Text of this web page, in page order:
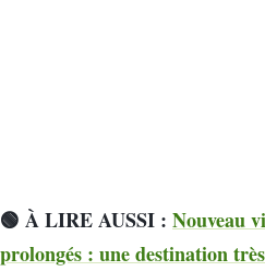
🟢 À LIRE AUSSI : Nouveau
prolongés : une destination